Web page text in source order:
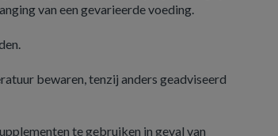
van een gevarieerde voeding.
bewaren, tenzij anders geadviseerd
te gebruiken in geval van